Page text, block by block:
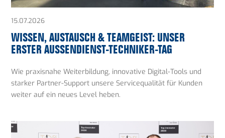
15.07.2026
WISSEN, AUSTAUSCH & TEAMGEIST: UNSER
ERSTER AUSSENDIENST-TECHNIKER-TAG
Wie praxisnahe Weiterbildung, innovative Digital-Tools und
starker Partner-Support unsere Servicequalität für Kunden
weiter auf ein neues Level heben.